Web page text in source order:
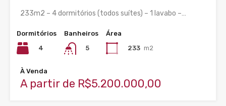
233m2 – 4 dormitórios (todos suítes) – 1 lavabo –…
Dormitórios
4
Banheiros
5
Área
233 m2
À Venda
A partir de R$5.200.000,00